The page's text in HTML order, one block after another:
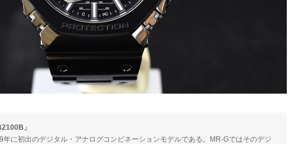
」
年に初出のデジタル・アナログコンビネーションモデルである。MR-Gではそのデジ